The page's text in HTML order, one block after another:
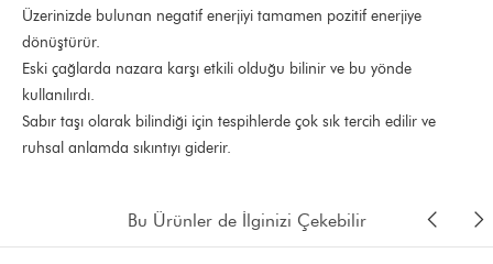
Üzerinizde bulunan negatif enerjiyi tamamen pozitif enerjiye
dönüştürür.
Eski çağlarda nazara karşı etkili olduğu bilinir ve bu yönde
kullanılırdı.
Sabır taşı olarak bilindiği için tespihlerde çok sık tercih edilir ve
ruhsal anlamda sıkıntıyı giderir.
Bu Ürünler de İlginizi Çekebilir